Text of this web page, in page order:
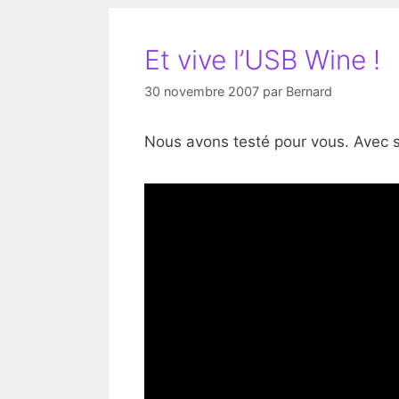
Et vive l’USB Wine !
30 novembre 2007 par Bernard
Nous avons testé pour vous. Avec